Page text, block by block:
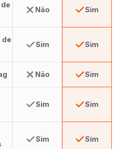
Não Sim
de
Sim Sim
Não Sim
Sim Sim
Sim Sim